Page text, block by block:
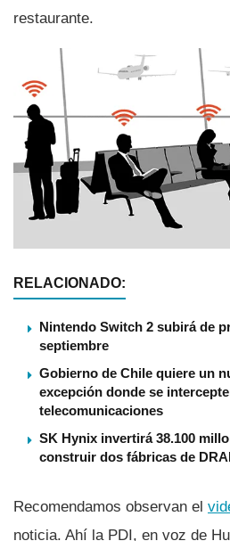
restaurante.
RELACIONADO:
Nintendo Switch 2 subirá de
septiembre
Gobierno de Chile quiere un
excepción donde se
telecomunicaciones
SK Hynix invertirá 38.100
construir dos fábricas de
Recomendamos observan el
noticia. Ahí­ la PDI, en voz de